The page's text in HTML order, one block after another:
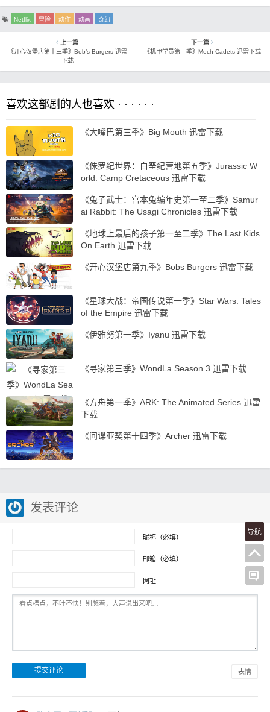
Netflix 冒险 动作 动画 奇幻
上一篇
《开心汉堡店第十三季》Bob’s Burgers 迅雷
下载
下一篇
《机甲学员第一季》Mech Cadets 迅雷下载
喜欢这部剧的人也喜欢 · · · · · ·
《大嘴巴第三季》Big Mouth 迅雷下载
《侏罗纪世界：白垩纪营地第五季》Jurassic W
orld: Camp Cretaceous 迅雷下载
《兔子武士：宫本兔编年史第一至二季》Samur
ai Rabbit: The Usagi Chronicles 迅雷下载
《地球上最后的孩子第一至二季》The Last Kids
On Earth 迅雷下载
《开心汉堡店第九季》Bobs Burgers 迅雷下载
《星球大战：帝国传说第一季》Star Wars: Tales
of the Empire 迅雷下载
《伊雅努第一季》Iyanu 迅雷下载
《寻家第三季》WondLa Season 3 迅雷下载
《方舟第一季》ARK: The Animated Series 迅雷
下载
《间谍亚契第十四季》Archer 迅雷下载
发表评论
昵称（必填）
邮箱（必填）
网址
表情
导航